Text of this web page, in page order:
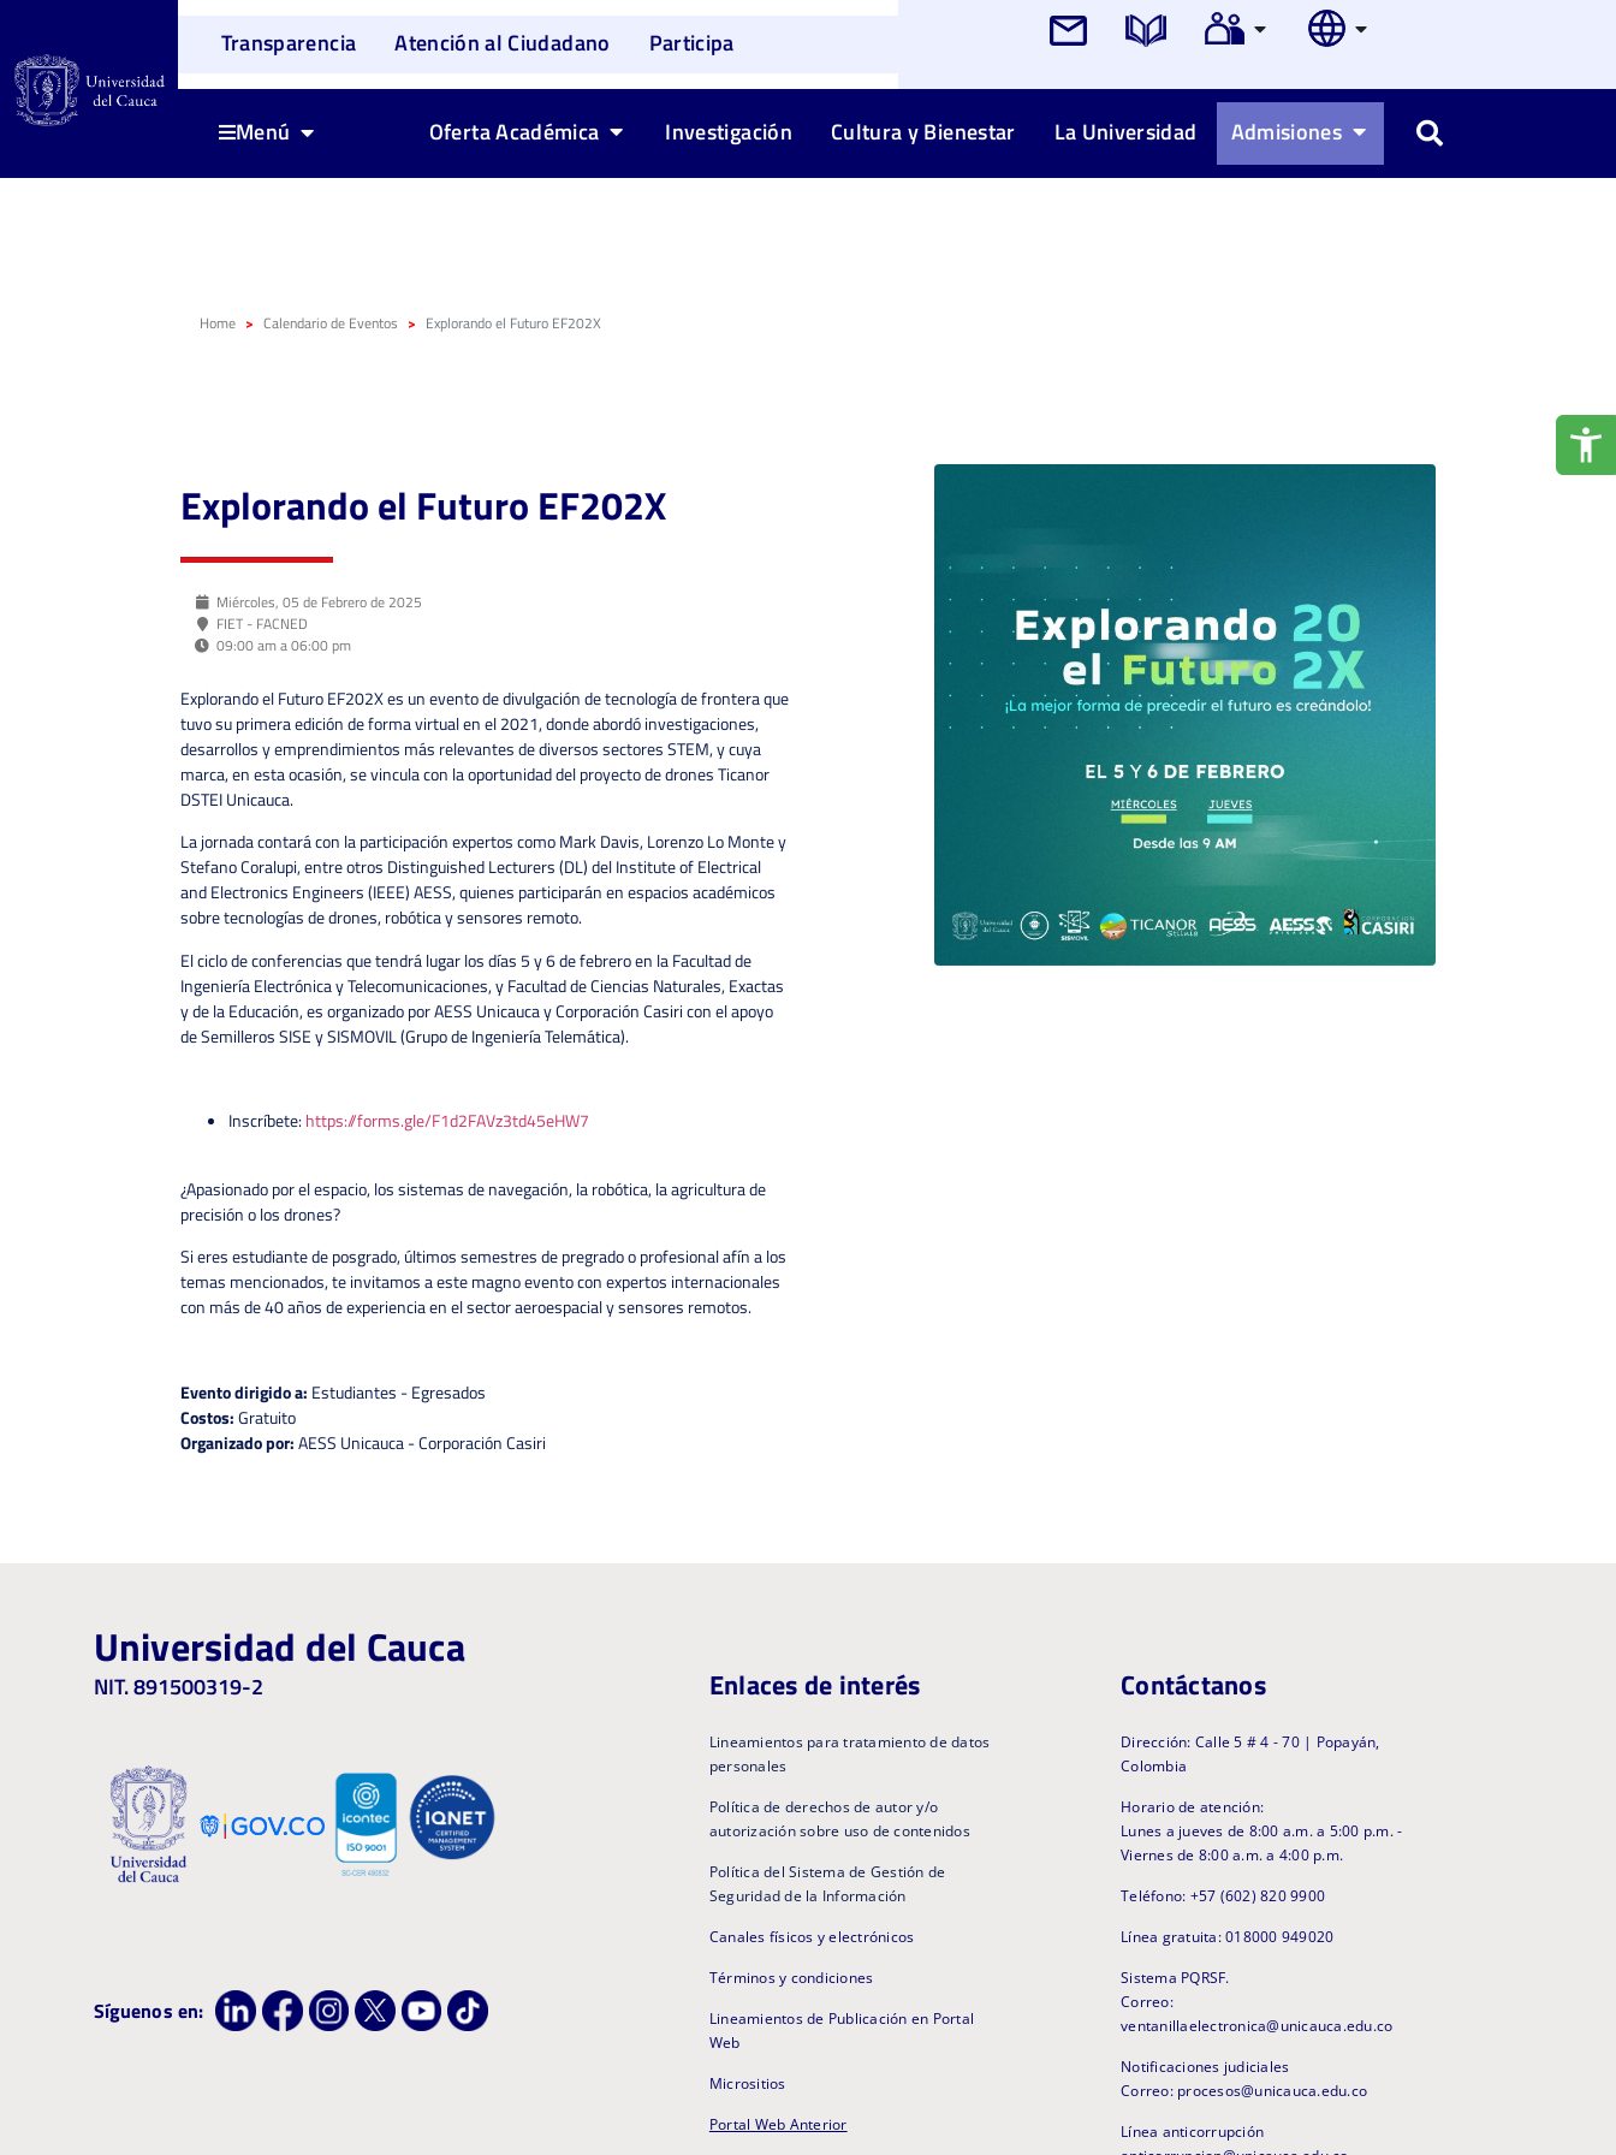
Transparencia Atención al Ciudadano Participa
Menú Oferta Académica Investigación Cultura y Bienestar La Universidad Admisiones Buscar
Home Calendario de Eventos Explorando el Futuro EF202X
Explorando el Futuro EF202X
Miércoles, 05 de Febrero de 2025
FIET - FACNED
09:00 am a 06:00 pm
Explorando el Futuro EF202X es un evento de divulgación de tecnología de frontera que
tuvo su primera edición de forma virtual en el 2021, donde abordó investigaciones,
desarrollos y emprendimientos más relevantes de diversos sectores STEM, y cuya
marca, en esta ocasión, se vincula con la oportunidad del proyecto de drones Ticanor
DSTEI Unicauca.
La jornada contará con la participación expertos como Mark Davis, Lorenzo Lo Monte y
Stefano Coralupi, entre otros Distinguished Lecturers (DL) del Institute of Electrical
and Electronics Engineers (IEEE) AESS, quienes participarán en espacios académicos
sobre tecnologías de drones, robótica y sensores remoto.
El ciclo de conferencias que tendrá lugar los días 5 y 6 de febrero en la Facultad de
Ingeniería Electrónica y Telecomunicaciones, y Facultad de Ciencias Naturales, Exactas
y de la Educación, es organizado por AESS Unicauca y Corporación Casiri con el apoyo
de Semilleros SISE y SISMOVIL (Grupo de Ingeniería Telemática).
Inscríbete:https://forms.gle/F1d2FAVz3td45eHW7
¿Apasionado por el espacio, los sistemas de navegación, la robótica, la agricultura de
precisión o los drones?
Si eres estudiante de posgrado, últimos semestres de pregrado o profesional afín a los
temas mencionados, te invitamos a este magno evento con expertos internacionales
con más de 40 años de experiencia en el sector aeroespacial y sensores remotos.
Evento dirigido a: Estudiantes - Egresados
Costos:Gratuito
Organizado por:AESS Unicauca - Corporación Casiri
Universidad del Cauca
NIT. 891500319-2
Síguenos en:
Enlaces de interés
Lineamientos para tratamiento de datos
personales
Política de derechos de autor y/o
autorización sobre uso de contenidos
Política del Sistema de Gestión de
Seguridad de la Información
Canales físicos y electrónicos
Términos y condiciones
Lineamientos de Publicación en Portal
Web
Micrositios
Portal Web Anterior
Contáctanos
Dirección: Calle 5 # 4 - 70 | Popayán,
Colombia
Horario de atención:
Lunes a jueves de 8:00 a.m. a 5:00 p.m. -
Viernes de 8:00 a.m. a 4:00 p.m.
Teléfono: +57 (602) 820 9900
Línea gratuita: 018000 949020
Sistema PQRSF.
Correo:
ventanillaelectronica@unicauca.edu.co
Notificaciones judiciales
Correo: procesos@unicauca.edu.co
Línea anticorrupción